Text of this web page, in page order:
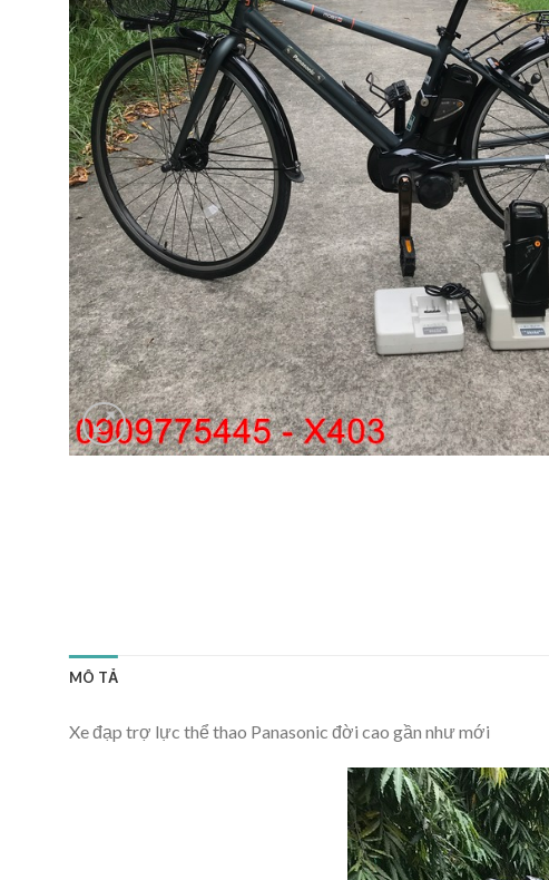
MÔ TẢ
Xe đạp trợ lực thể thao Panasonic đời cao gần như mới